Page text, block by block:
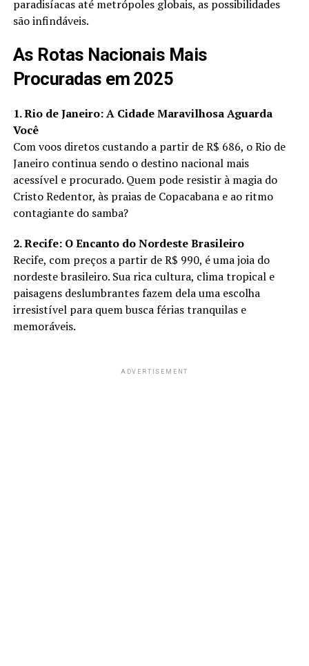
paradisíacas até metrópoles globais, as possibilidades
são infindáveis.
As Rotas Nacionais Mais
Procuradas em 2025
1. Rio de Janeiro: A Cidade Maravilhosa Aguarda
Você
Com voos diretos custando a partir de R$ 686, o Rio de
Janeiro continua sendo o destino nacional mais
acessível e procurado. Quem pode resistir à magia do
Cristo Redentor, às praias de Copacabana e ao ritmo
contagiante do samba?
2. Recife: O Encanto do Nordeste Brasileiro
Recife, com preços a partir de R$ 990, é uma joia do
nordeste brasileiro. Sua rica cultura, clima tropical e
paisagens deslumbrantes fazem dela uma escolha
irresistível para quem busca férias tranquilas e
memoráveis.
ADVERTISEMENT